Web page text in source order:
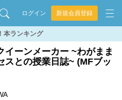
ログイン 新規会員登録
本ランキング
イーンメーカー ~わがまま
スとの授業日誌~ (MFブッ